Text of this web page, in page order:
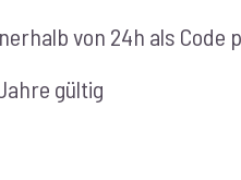
von 24h als
gültig